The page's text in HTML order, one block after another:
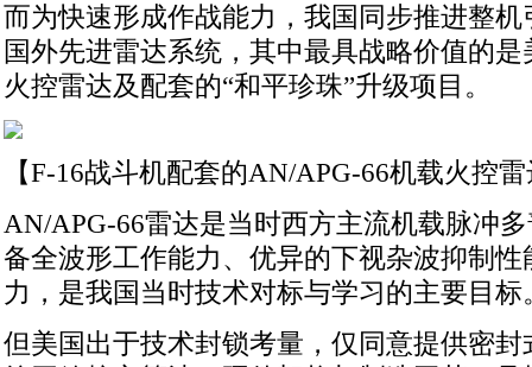
而为快速形成作战能力，我国同步推进整
国外先进雷达系统，其中最具战略价值的
火控雷达及配套的“和平珍珠”升级项目。
【F-16战斗机配套的AN/APG-66机载火控
AN/APG-66雷达是当时西方主流机载脉冲
备全波形工作能力、优异的下视杂波抑制
力，是我国当时技术对标与学习的主要目标
但美国出于技术封锁考量，仅同意提供密封